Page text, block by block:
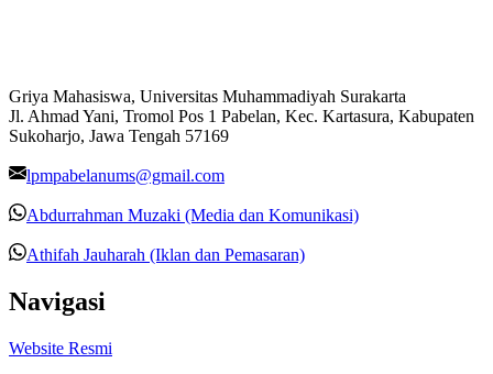
Griya Mahasiswa, Universitas Muhammadiyah Surakarta
Jl. Ahmad Yani, Tromol Pos 1 Pabelan, Kec. Kartasura, Kabupaten
Sukoharjo, Jawa Tengah 57169
lpmpabelanums@gmail.com
Abdurrahman Muzaki (Media dan Komunikasi)
Athifah Jauharah (Iklan dan Pemasaran)
Navigasi
Website Resmi